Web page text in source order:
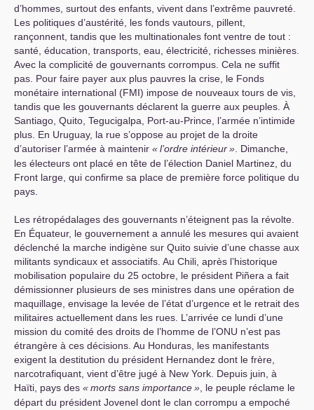
d’hommes, surtout des enfants, vivent dans l’extrême pauvreté.
Les politiques d’austérité, les fonds vautours, pillent,
rançonnent, tandis que les multinationales font ventre de tout :
santé, éducation, transports, eau, électricité, richesses minières.
Avec la complicité de gouvernants corrompus. Cela ne suffit
pas. Pour faire payer aux plus pauvres la crise, le Fonds
monétaire international (FMI) impose de nouveaux tours de vis,
tandis que les gouvernants déclarent la guerre aux peuples. À
Santiago, Quito, Tegucigalpa, Port-au-Prince, l’armée n’intimide
plus. En Uruguay, la rue s’oppose au projet de la droite
d’autoriser l’armée à maintenir «l’ordre intérieur» . Dimanche,
les électeurs ont placé en tête de l’élection Daniel Martinez, du
Front large, qui confirme sa place de première force politique du
pays.
Les rétropédalages des gouvernants n’éteignent pas la révolte.
En Équateur, le gouvernement a annulé les mesures qui avaient
déclenché la marche indigène sur Quito suivie d’une chasse aux
militants syndicaux et associatifs. Au Chili, après l’historique
mobilisation populaire du 25 octobre, le président Piñera a fait
démissionner plusieurs de ses ministres dans une opération de
maquillage, envisage la levée de l’état d’urgence et le retrait des
militaires actuellement dans les rues. L’arrivée ce lundi d’une
mission du comité des droits de l’homme de l’ONU n’est pas
étrangère à ces décisions. Au Honduras, les manifestants
exigent la destitution du président Hernandez dont le frère,
narcotrafiquant, vient d’être jugé à New York. Depuis juin, à
Haïti, pays des «morts sans importance» , le peuple réclame le
départ du président Jovenel dont le clan corrompu a empoché